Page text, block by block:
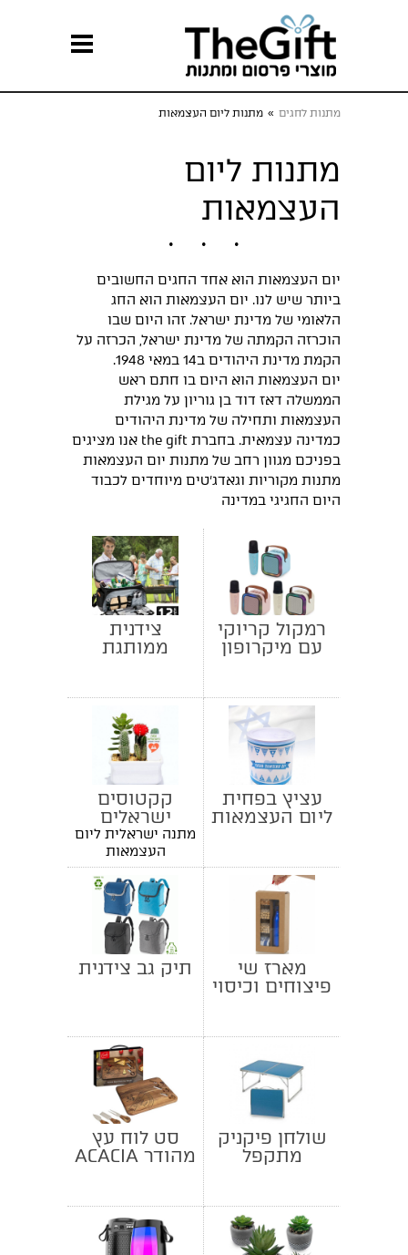
מתנות לחגים » מתנות ליום העצמאות
מתנות ליום
העצמאות
יום העצמאות הוא אחד החגים החשובים
ביותר שיש לנו. יום העצמאות הוא החג
הלאומי של מדינת ישראל. זהו היום שבו
הוכרזה הקמתה של מדינת ישראל, הכרזה על
הקמת מדינת היהודים ב14 במאי 1948.
יום העצמאות הוא היום בו חתם ראש
הממשלה דאז דוד בן גוריון על מגילת
העצמאות ותחילה של מדינת היהודים
כמדינה עצמאית. בחברת the gift אנו מציגים
בפניכם מגוון רחב של מתנות יום העצמאות
מתנות מקוריות וגאדג'טים מיוחדים לכבוד
היום החגיגי במדינה
רמקול קריוקי
עם מיקרופון
צידנית
ממותגת
עציץ בפחית
ליום העצמאות
קקטוסים
ישראלים
מתנה ישראלית ליום
העצמאות
מארז שי
פיצוחים וכיסוי
תיק גב צידנית
שולחן פיקניק
מתקפל
סט לוח עץ
מהודר ACACIA
סכיני גבינה